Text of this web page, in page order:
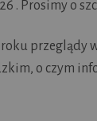
. Prosimy o
roku
o czym